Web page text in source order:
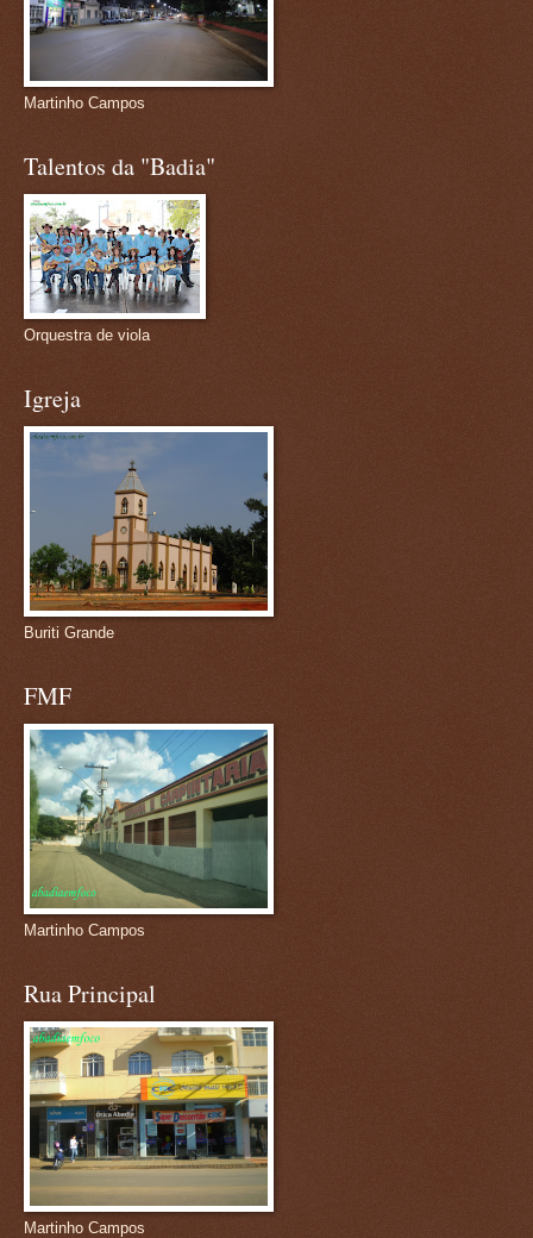
Martinho Campos
Talentos da "Badia"
Orquestra de viola
Igreja
Buriti Grande
FMF
Martinho Campos
Rua Principal
Martinho Campos